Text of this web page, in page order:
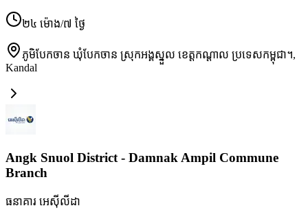
២៤ ម៉ោង/៧ ថ្ងៃ
ភូមិបែកចាន ឃុំបែកចាន ស្រុកអង្គស្នួល ខេត្តកណ្ដាល ប្រទេសកម្ពុជា។,
Kandal
Angk Snuol District - Damnak Ampil Commune
Branch
ធនាគារ អេស៊ីលីដា